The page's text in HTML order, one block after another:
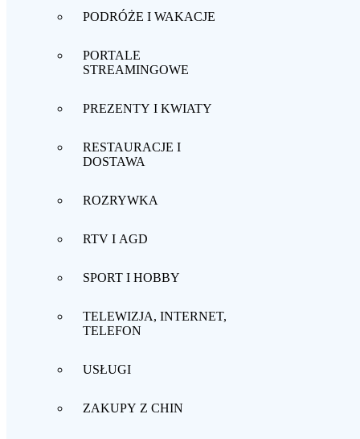
PODRÓŻE I WAKACJE
PORTALE
STREAMINGOWE
PREZENTY I KWIATY
RESTAURACJE I
DOSTAWA
ROZRYWKA
RTV I AGD
SPORT I HOBBY
TELEWIZJA, INTERNET,
TELEFON
USŁUGI
ZAKUPY Z CHIN